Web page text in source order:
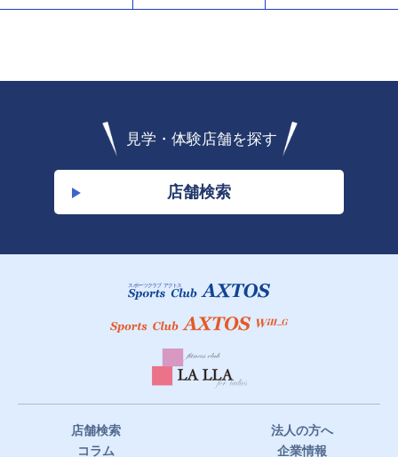
見学・体験店舗を探す
店舗検索
店舗検索
法人の方へ
コラム
企業情報